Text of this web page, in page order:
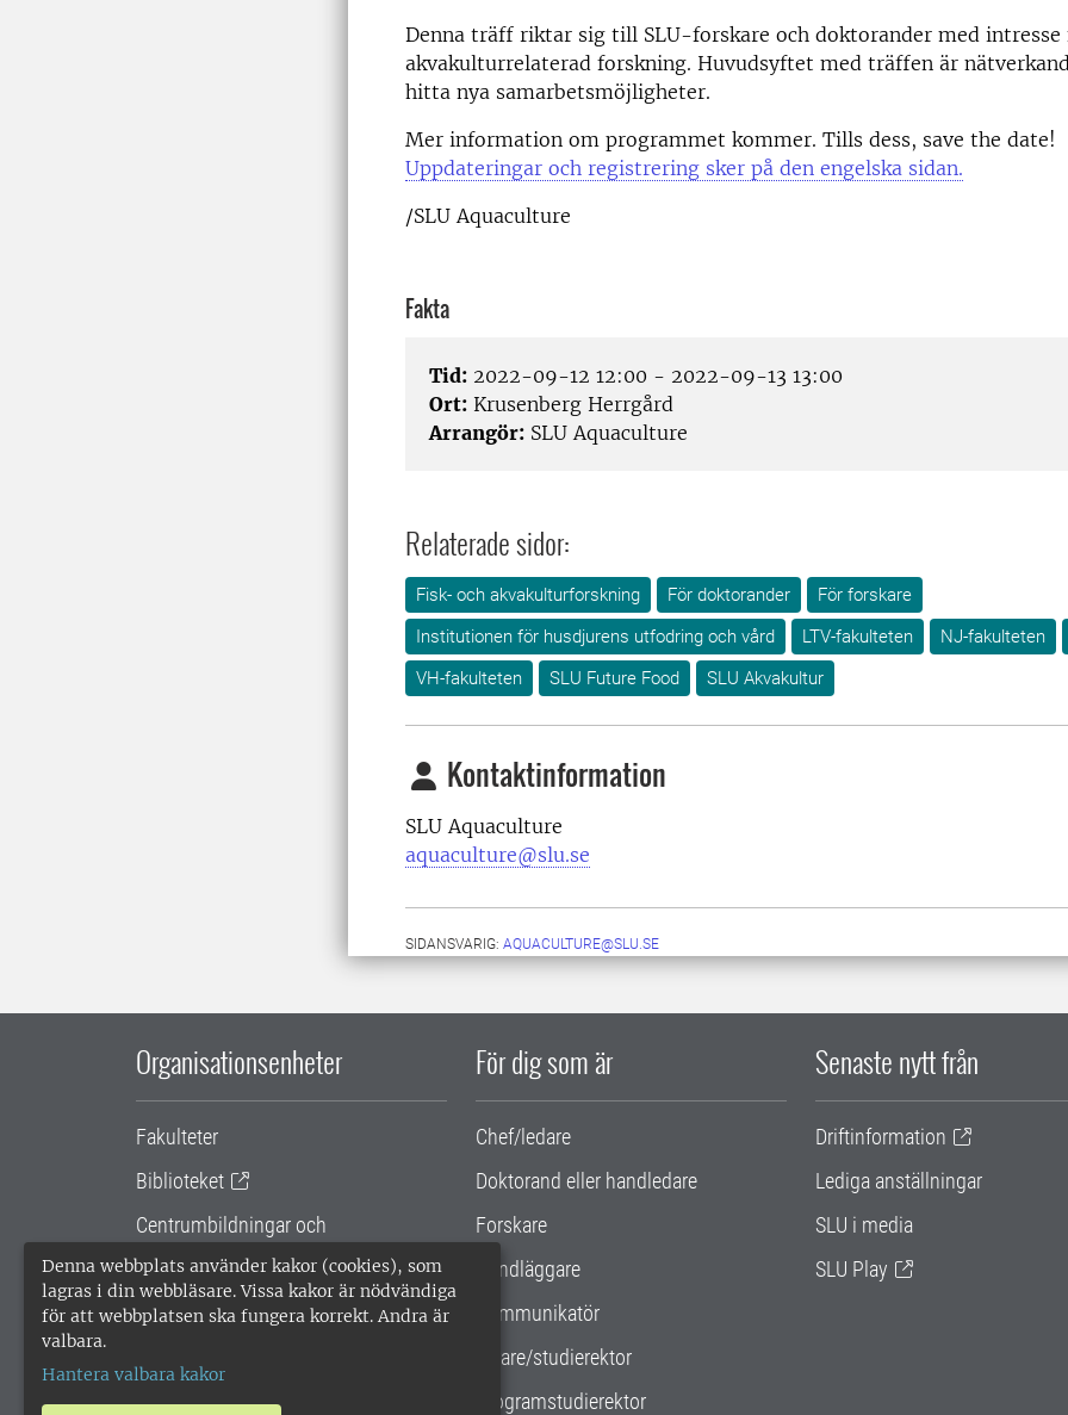
Denna webbplats använder kakor (cookies), som
lagras i din webbläsare. Vissa kakor är nödvändiga
för att webbplatsen ska fungera korrekt. Andra är
valbara.
Hantera valbara kakor
Denna träff riktar sig till SLU-forskare och doktorander med intresse
akvakulturrelaterad forskning. Huvudsyftet med träffen är
hitta nya samarbetsmöjligheter.
Mer information om programmet kommer. Tills dess, save the date!
Uppdateringar och registrering sker på den engelska sidan.
/SLU Aquaculture
Fakta
Tid: 2022-09-12 12:00 - 2022-09-13 13:00
Ort: Krusenberg Herrgård
Arrangör: SLU Aquaculture
Relaterade sidor:
Fisk- och akvakulturforskning För doktorander
För forskare
Institutionen för husdjurens utfodring och vård
LTV-fakulteten NJ-fakulteten
VH-fakulteten
SLU Future Food SLU Akvakultur
Kontaktinformation
SLU Aquaculture
aquaculture@slu.se
SIDANSVARIG: AQUACULTURE@SLU.SE
Organisationsenheter
Fakulteter
Biblioteket
Centrumbildningar och
samarbetsprojekt
Gemensamma verksamhetsstödet
För dig som är
Chef/ledare
Doktorand eller handledare
Forskare
Handläggare
Kommunikatör
Lärare/studierektor
Programstudierektor
Senaste nytt från
Driftinformation
Lediga anställningar
SLU i media
SLU Play